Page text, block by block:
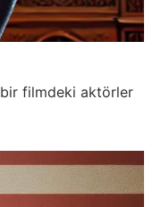
bir filmdeki aktörler